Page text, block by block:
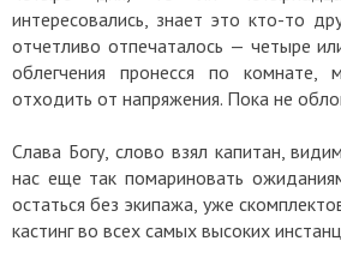
интересовались, знает это кто-то
отчетливо отпечаталось — четыре
облегчения пронесся по комнате,
отходить от напряжения. Пока не
Слава Богу, слово взял капитан,
нас еще так помариновать
остаться без экипажа, уже
кастинг во всех самых высоких